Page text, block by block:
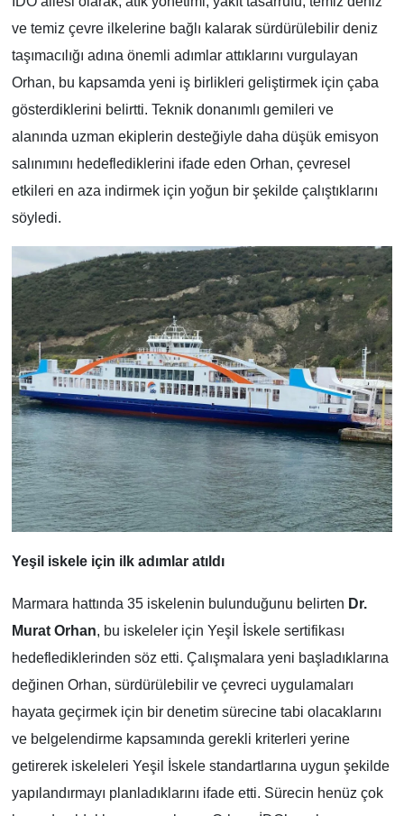
ve temiz çevre ilkelerine bağlı kalarak sürdürülebilir deniz
taşımacılığı adına önemli adımlar attıklarını vurgulayan
Orhan, bu kapsamda yeni iş birlikleri geliştirmek için çaba
gösterdiklerini belirtti. Teknik donanımlı gemileri ve
alanında uzman ekiplerin desteğiyle daha düşük emisyon
salınımını hedeflediklerini ifade eden Orhan, çevresel
etkileri en aza indirmek için yoğun bir şekilde çalıştıklarını
söyledi.
Yeşil iskele için ilk adımlar atıldı
Marmara hattında 35 iskelenin bulunduğunu belirten Dr.
Murat Orhan, bu iskeleler için Yeşil İskele sertifikası
hedeflediklerinden söz etti. Çalışmalara yeni başladıklarına
değinen Orhan, sürdürülebilir ve çevreci uygulamaları
hayata geçirmek için bir denetim sürecine tabi olacaklarını
ve belgelendirme kapsamında gerekli kriterleri yerine
getirerek iskeleleri Yeşil İskele standartlarına uygun şekilde
yapılandırmayı planladıklarını ifade etti. Sürecin henüz çok